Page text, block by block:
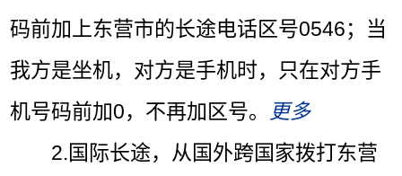
码前加上东营市的长途电话区号0546；当
我方是坐机，对方是手机时，只在对方手
机号码前加0，不再加区号。
更多
2.国际长途，从国外跨国家拨打东营